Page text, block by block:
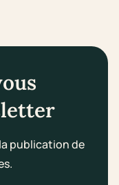
publication de